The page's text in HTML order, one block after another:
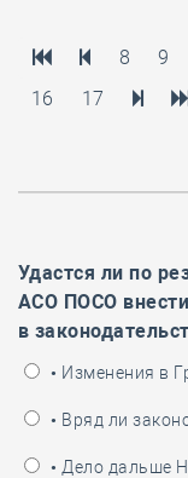
8 9
16
17
Удастся ли по
АСО ПОСО
в
• Изменения в
• Вряд ли
• Дело дальше